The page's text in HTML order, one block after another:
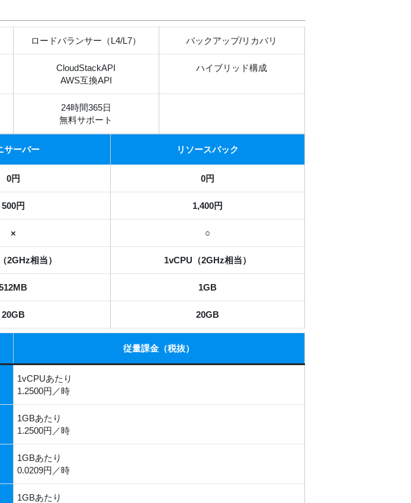
ロードバランサー（L4/L7） バックアップ/リカバリ
CloudStackAPI
AWS互換API
ハイブリッド構成
24時間365日
無料サポート
サーバー リソースパック
0円 0円
500円 1,400円
× ○
2GHz相当） 1vCPU（2GHz相当）
1GB
20GB 20GB
従量課金（税抜）
1vCPUあたり
1.2500円／時
1GBあたり
1.2500円／時
1GBあたり
0.0209円／時
1GBあたり